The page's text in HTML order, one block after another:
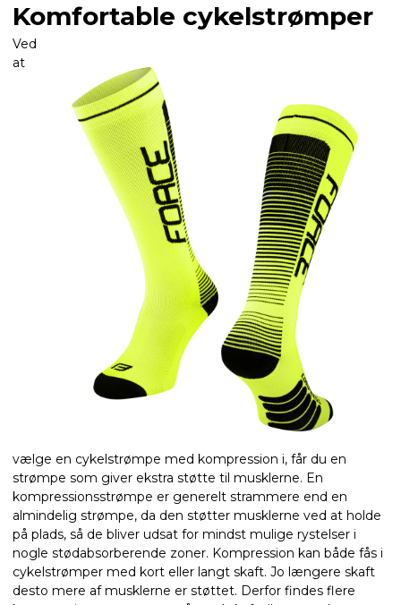
Komfortable cykelstrømper
Ved
at
vælge en cykelstrømpe med kompression i, får du en
strømpe som giver ekstra støtte til musklerne. En
kompressionsstrømpe er generelt strammere end en
almindelig strømpe, da den støtter musklerne ved at holde
på plads, så de bliver udsat for mindst mulige rystelser i
nogle stødabsorberende zoner. Kompression kan både fås i
cykelstrømper med kort eller langt skaft. Jo længere skaft
desto mere af musklerne er støttet. Derfor findes flere